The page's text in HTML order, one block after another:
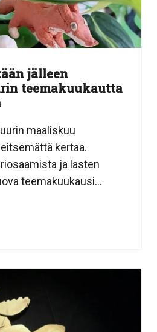
jälleen
teemakuukautta
maaliskuu
kertaa.
ja lasten
teemakuukausi...